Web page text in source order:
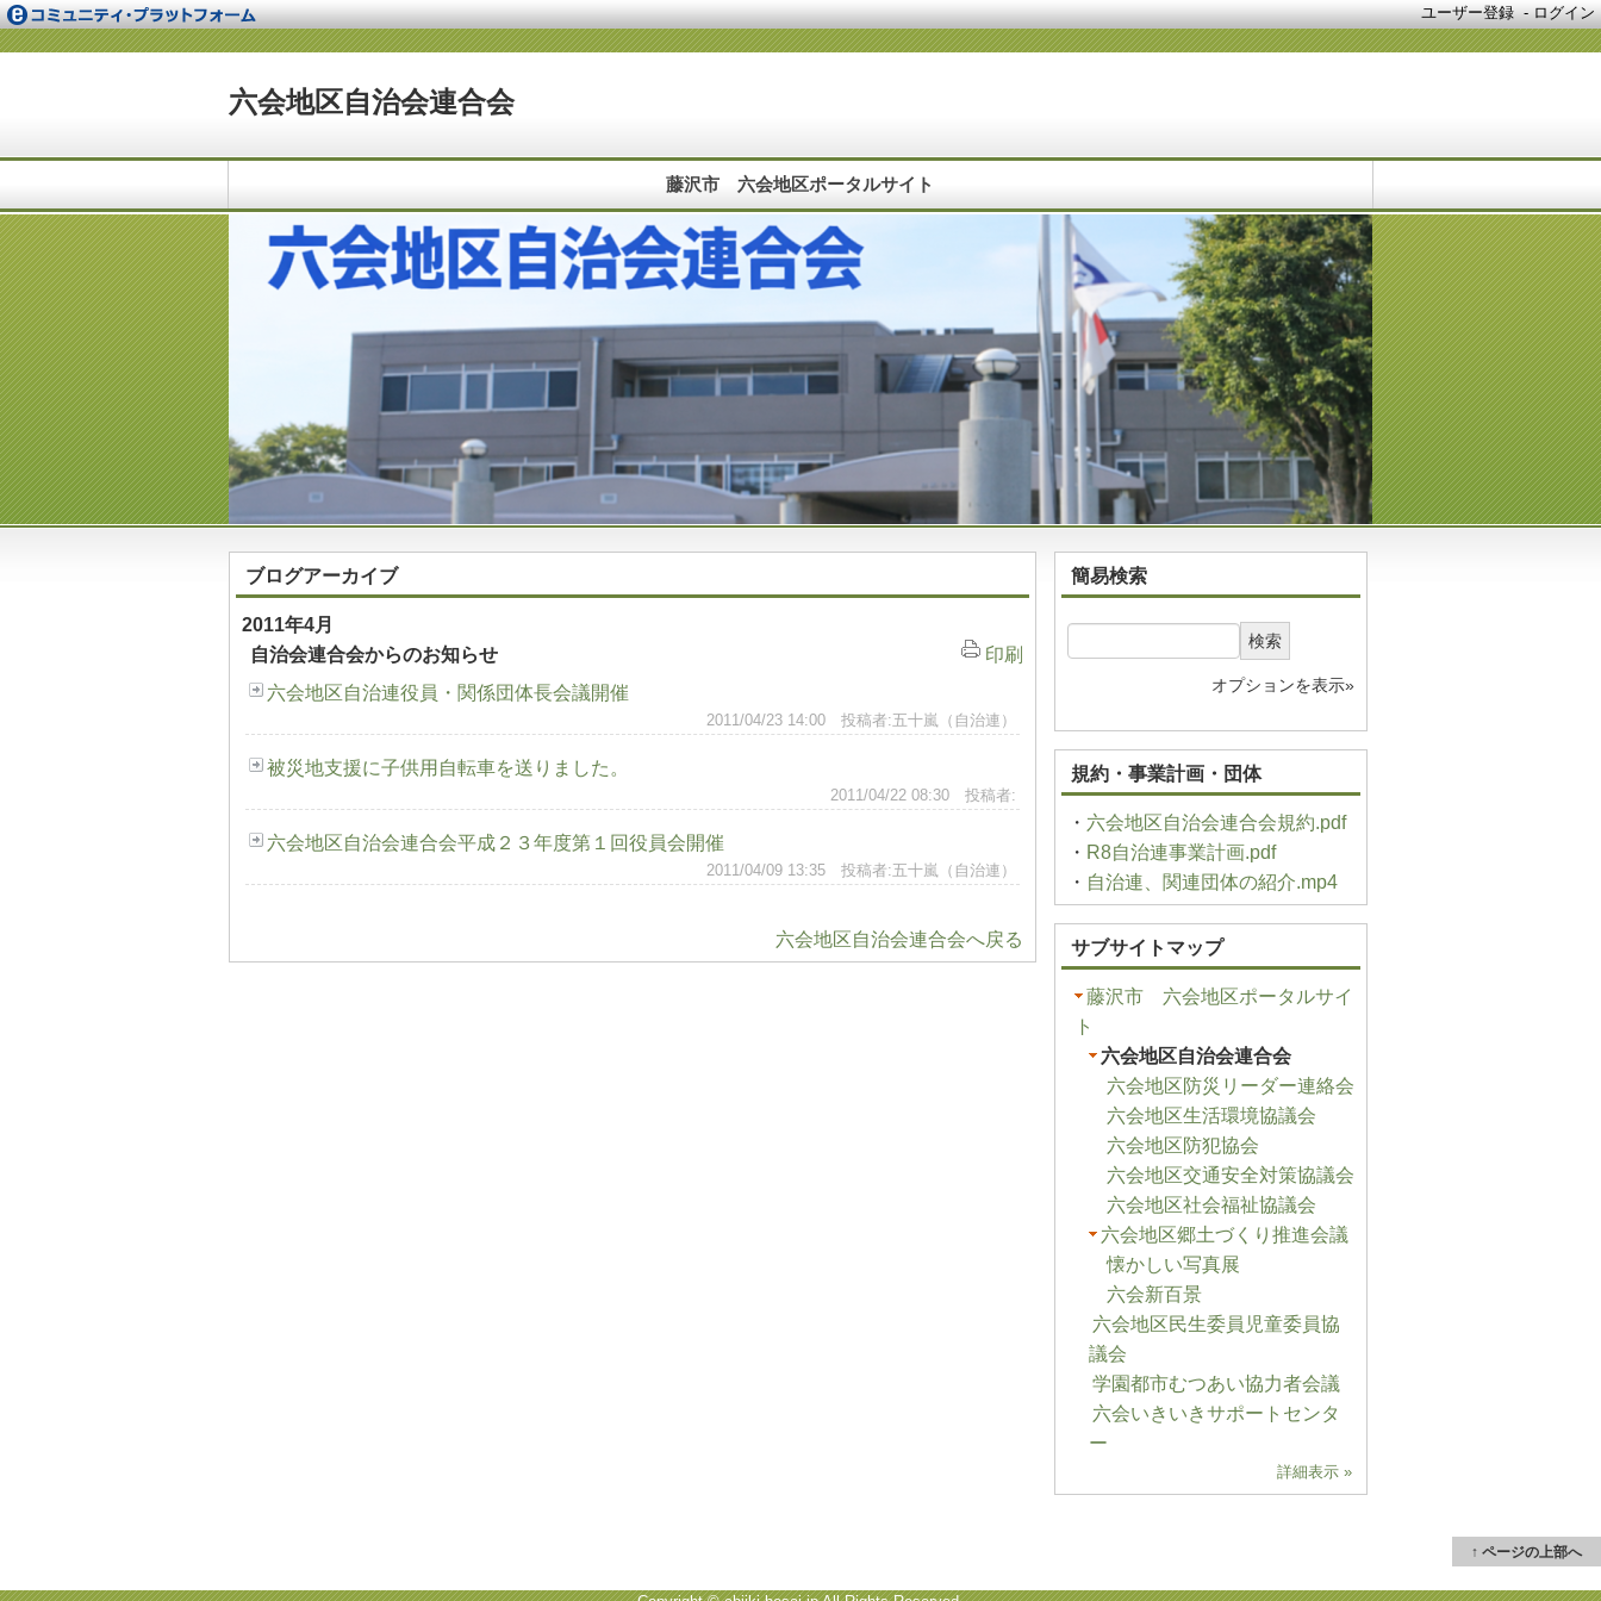
ユーザー登録 -ログイン
六会地区自治会連合会
藤沢市 六会地区ポータルサイト
ブログアーカイブ
2011年4月
印刷
自治会連合会からのお知らせ
六会地区自治連役員・関係団体長会議開催
2011/04/23 14:00 投稿者:五十嵐（自治連）
被災地支援に子供用自転車を送りました。
2011/04/22 08:30 投稿者:
六会地区自治会連合会平成２３年度第１回役員会開催
2011/04/09 13:35 投稿者:五十嵐（自治連）
六会地区自治会連合会へ戻る
簡易検索
検索
オプションを表示»
規約・事業計画・団体
・ 六会地区自治会連合会規約.pdf
・ R8自治連事業計画.pdf
・ 自治連、関連団体の紹介.mp4
サブサイトマップ
藤沢市 六会地区ポータルサイ
ト
六会地区自治会連合会
六会地区防災リーダー連絡会
六会地区生活環境協議会
六会地区防犯協会
六会地区交通安全対策協議会
六会地区社会福祉協議会
六会地区郷土づくり推進会議
懐かしい写真展
六会新百景
六会地区民生委員児童委員協
議会
学園都市むつあい協力者会議
六会いきいきサポートセンタ
ー
詳細表示 »
↑ ページの上部へ